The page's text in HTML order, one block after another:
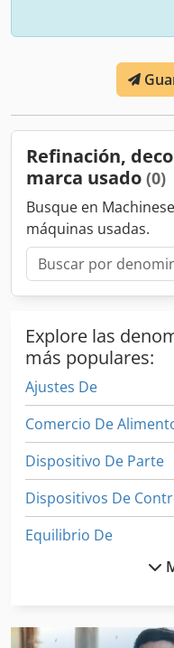
Refinación,
marca usado (0)
Busque en
máquinas usadas.
Explore las
más populares:
Ajustes De
Comercio De
Dispositivo De Parte
Dispositivos De
Equilibrio De
Equipo De Extrusión